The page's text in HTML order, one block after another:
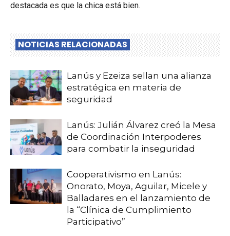
destacada es que la chica está bien.
NOTICIAS RELACIONADAS
Lanús y Ezeiza sellan una alianza
estratégica en materia de
seguridad
Lanús: Julián Álvarez creó la Mesa
de Coordinación Interpoderes
para combatir la inseguridad
Cooperativismo en Lanús:
Onorato, Moya, Aguilar, Micele y
Balladares en el lanzamiento de
la “Clínica de Cumplimiento
Participativo”